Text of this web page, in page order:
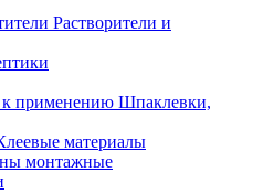
Растворители и
Шпаклевки,
материалы
монтажные